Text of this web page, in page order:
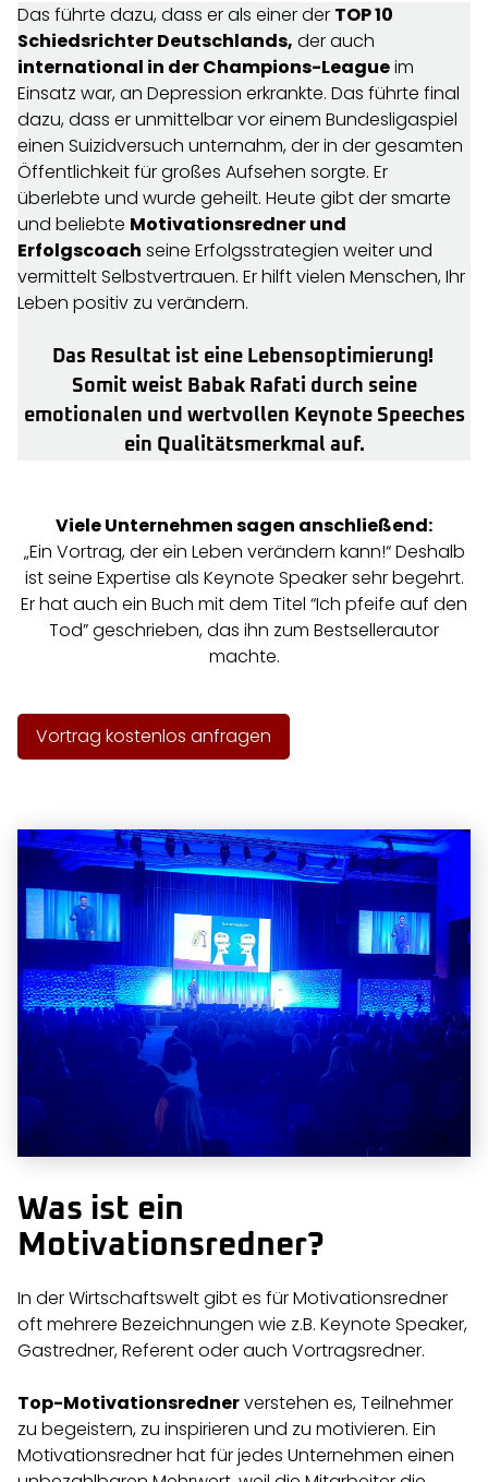
Das führte dazu, dass er als einer der TOP 10
Schiedsrichter Deutschlands, der auch
international in der Champions-Leagueim
Einsatz war, an Depression erkrankte. Das führte final
dazu, dass er unmittelbar vor einem Bundesligaspiel
einen Suizidversuch unternahm, der in der gesamten
Öffentlichkeit für großes Aufsehen sorgte. Er
überlebte und wurde geheilt. Heute gibt der smarte
und beliebte Motivationsredner und
Erfolgscoach seine Erfolgsstrategien weiter und
vermittelt Selbstvertrauen. Er hilft vielen Menschen, Ihr
Leben positiv zu verändern.
Das Resultat ist eine Lebensoptimierung!
Somit weist Babak Rafati durch seine
emotionalen und wertvollen Keynote Speeches
ein Qualitätsmerkmal auf.
Viele Unternehmen sagen anschließend:
„Ein Vortrag, der ein Leben verändern kann!“ Deshalb
ist seine Expertise als Keynote Speaker sehr begehrt.
Er hat auch ein Buch mit dem Titel “Ich pfeife auf den
Tod” geschrieben, das ihn zum Bestsellerautor
machte.
Vortrag kostenlos anfragen
Was ist ein
Motivationsredner?
In der Wirtschaftswelt gibt es für Motivationsredner
oft mehrere Bezeichnungen wie z.B. Keynote Speaker,
Gastredner, Referent oder auch Vortragsredner.
Top-Motivationsrednerverstehen es, Teilnehmer
zu begeistern, zu inspirieren und zu motivieren. Ein
Motivationsredner hat für jedes Unternehmen einen